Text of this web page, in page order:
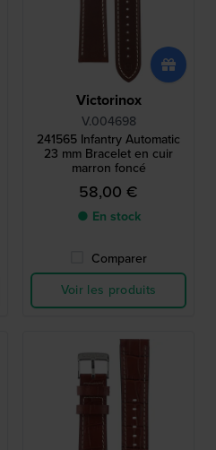
Victorinox
V.004698
241565 Infantry Automatic
23 mm Bracelet en cuir
marron foncé
58,00 €
● En stock
Comparer
Voir les produits